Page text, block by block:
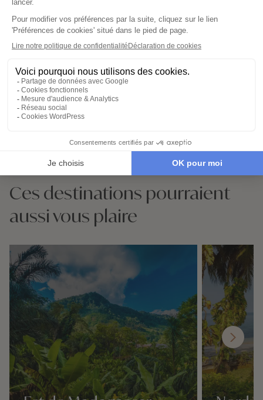
04 Partez l’esprit léger
Votre carnet de voyage personnalisé
Sur place, notre conciergerie reste
disponible 24/7
Demander un devis
Ces destinations pourraient
aussi vous plaire